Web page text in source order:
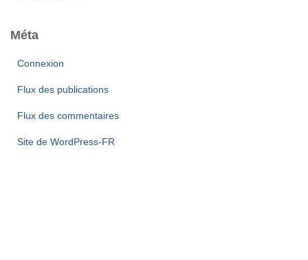
Méta
Connexion
Flux des publications
Flux des commentaires
Site de WordPress-FR